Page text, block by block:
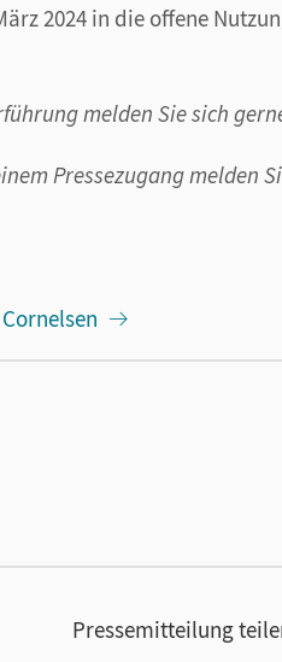
2024 in die offene
melden Sie sich
Pressezugang melden
Pressemitteilung